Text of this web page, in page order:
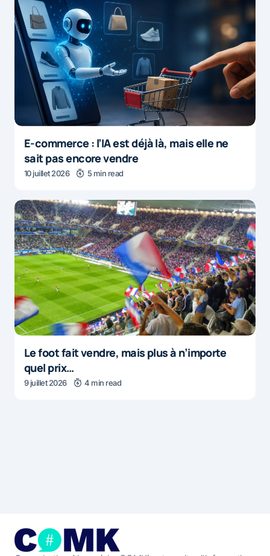
E-commerce : l’IA est déjà là, mais elle ne
sait pas encore vendre
10 juillet 2026 5 min read
Le foot fait vendre, mais plus à n’importe
quel prix…
9 juillet 2026 4 min read